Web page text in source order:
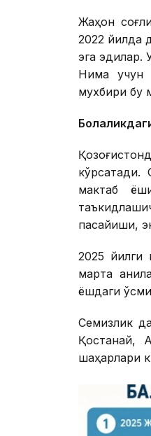
Жаҳон
2022 йилда
эга эдилар.
Нима учун
мухбири бу
кўрсатади.
мактаб
пасайиши,
2025 йилги
марта
ёшдаги
Семизлик
Қостанай,
шаҳарлари